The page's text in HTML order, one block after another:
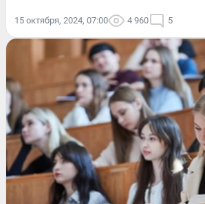
15 октября, 2024, 07:00 4 960 5